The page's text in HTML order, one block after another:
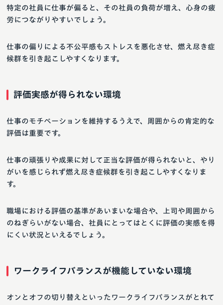
特定の社員に仕事が偏ると、その社員の負荷が増え、心身の疲
労につながりやすいでしょう。
仕事の偏りによる不公平感もストレスを悪化させ、燃え尽き症
候群を引き起こしやすくなります。
評価実感が得られない環境
仕事のモチベーションを維持するうえで、周囲からの肯定的な
評価は重要です。
仕事の頑張りや成果に対して正当な評価が得られないと、やり
がいを感じられず燃え尽き症候群を引き起こしやすくなりま
す。
職場における評価の基準があいまいな場合や、上司や周囲から
のねぎらいがない場合、社員にとってはとくに評価の実感を得
にくい状況といえるでしょう。
ワークライフバランスが機能していない環境
オンとオフの切り替えといったワークライフバランスがとれて